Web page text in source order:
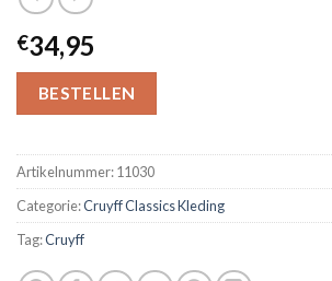
€34,95
BESTELLEN
Artikelnummer:11030
Categorie:Cruyff Classics Kleding
Tag:Cruyff